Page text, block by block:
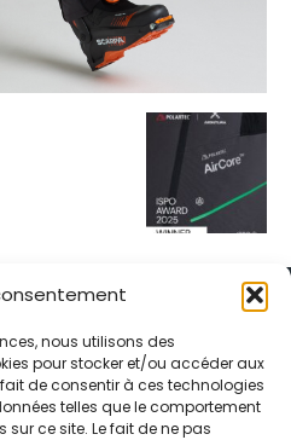
nous utilisons des
pour stocker et/ou accéder aux
de consentir à ces technologies
telles que le comportement
ce site. Le fait de ne pas
de relations presse et de
Depuis 1995, elle conçoit et